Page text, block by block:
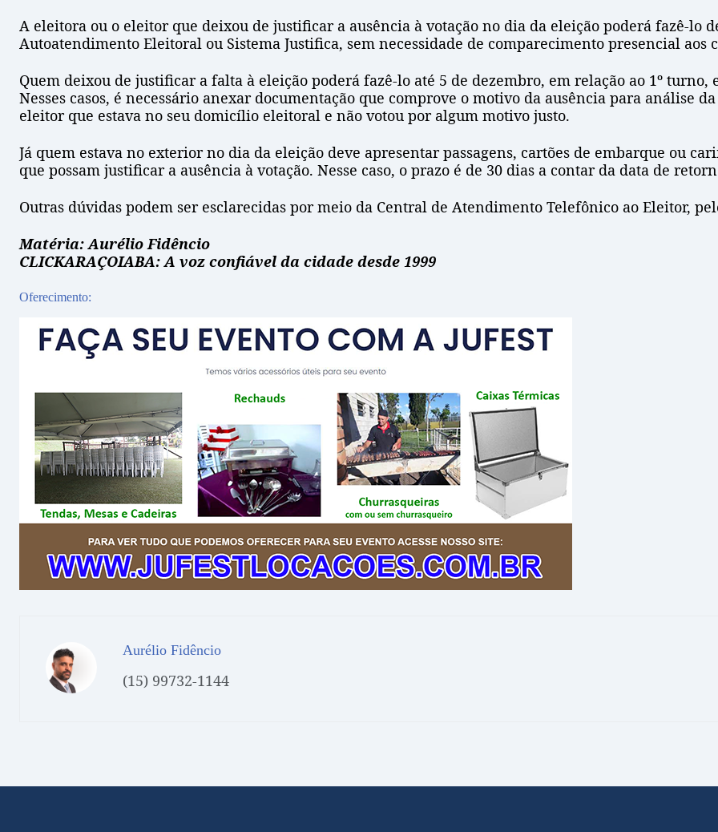
A eleitora ou o eleitor que deixou de justificar a ausência à votação no dia da eleição poderá fazê-
Autoatendimento Eleitoral ou Sistema Justifica, sem necessidade de comparecimento presencial aos
Quem deixou de justificar a falta à eleição poderá fazê-lo até 5 de dezembro, em relação ao 1º turno,
Nesses casos, é necessário anexar documentação que comprove o motivo da ausência para análise
eleitor que estava no seu domicílio eleitoral e não votou por algum motivo justo.
Já quem estava no exterior no dia da eleição deve apresentar passagens, cartões de embarque ou
que possam justificar a ausência à votação. Nesse caso, o prazo é de 30 dias a contar da data de
Outras dúvidas podem ser esclarecidas por meio da Central de Atendimento Telefônico ao Eleitor,
Matéria: Aurélio Fidêncio
CLICKARAÇOIABA: A voz confiável da cidade desde 1999
Oferecimento:
Aurélio Fidêncio
(15) 99732-1144